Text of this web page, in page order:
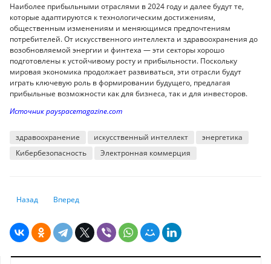
Наиболее прибыльными отраслями в 2024 году и далее будут те,
которые адаптируются к технологическим достижениям,
общественным изменениям и меняющимся предпочтениям
потребителей. От искусственного интеллекта и здравоохранения до
возобновляемой энергии и финтеха — эти секторы хорошо
подготовлены к устойчивому росту и прибыльности. Поскольку
мировая экономика продолжает развиваться, эти отрасли будут
играть ключевую роль в формировании будущего, предлагая
прибыльные возможности как для бизнеса, так и для инвесторов.
Источник payspacemagazine.com
здравоохранение искусственный интеллект
энергетика
Кибербезопасность
Электронная коммерция
Предыдущий: К 2050 году каждый шестой казахстанец будет в
Назад Следующий: Что делать, если не получается платить
Вперед